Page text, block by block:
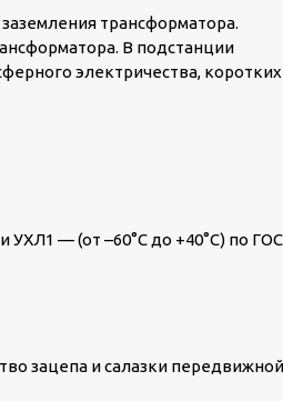
трансформатора.
В подстанции
электричества, коротких
УХЛ1 — (от –60°C до +40°C) по
зацепа и салазки передвижной